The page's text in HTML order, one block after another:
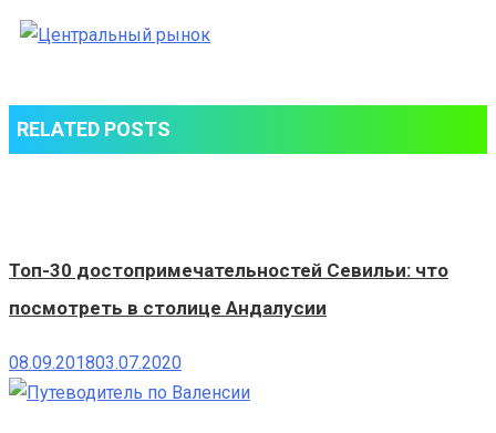
RELATED POSTS
Топ-30 достопримечательностей Севильи: что
посмотреть в столице Андалусии
08.09.201803.07.2020